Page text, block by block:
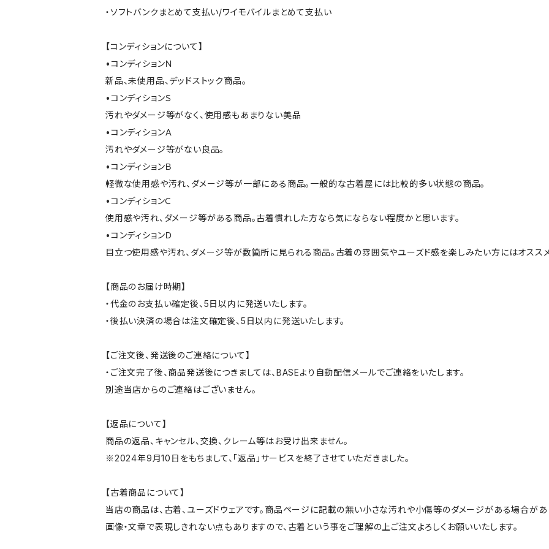
・ソフトバンクまとめて支払い/ワイモバイルまとめて支払い
【コンディションについて】
•コンディションＮ
新品、未使用品、デッドストック商品。
•コンディションＳ
汚れやダメージ等がなく、使用感もあまりない美品
•コンディションＡ
汚れやダメージ等がない良品。
•コンディションＢ
軽微な使用感や汚れ、ダメージ等が一部にある商品。一般的な古着屋には比較的多い状態の商品。
•コンディションＣ
使用感や汚れ、ダメージ等がある商品。古着慣れした方なら気にならない程度かと思います。
•コンディションＤ
目立つ使用感や汚れ、ダメージ等が数箇所に見られる商品。古着の雰囲気やユーズド感を楽しみたい方にはオスス
【商品のお届け時期】
・代金のお支払い確定後、5日以内に発送いたします。
・後払い決済の場合は注文確定後、5日以内に発送いたします。
【ご注文後、発送後のご連絡について】
・ご注文完了後、商品発送後につきましては、BASEより自動配信メールでご連絡をいたします。
別途当店からのご連絡はございません。
【返品について】
商品の返品、キャンセル、交換、クレーム等はお受け出来ません。
※2024年9月10日をもちまして、「返品」サービスを終了させていただきました。
【古着商品について】
当店の商品は、古着、ユーズドウェアです。商品ページに記載の無い小さな汚れや小傷等のダメージがある場合があ
画像・文章で表現しきれない点もありますので、古着という事をご理解の上ご注文よろしくお願いいたします。